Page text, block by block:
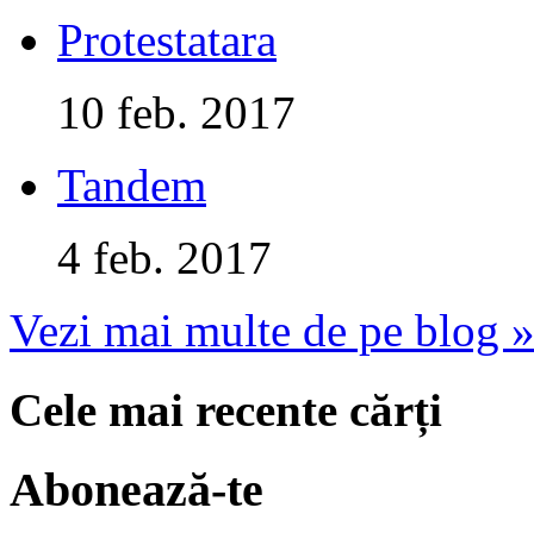
Protestatara
10 feb. 2017
Tandem
4 feb. 2017
Vezi mai multe de pe blog »
Cele mai recente cărți
Abonează-te